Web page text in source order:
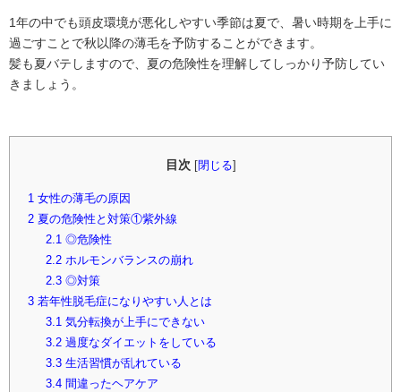
1年の中でも頭皮環境が悪化しやすい季節は夏で、暑い時期を上手に
過ごすことで秋以降の薄毛を予防することができます。
髪も夏バテしますので、夏の危険性を理解してしっかり予防してい
きましょう。
目次 閉じる
1 女性の薄毛の原因
2 夏の危険性と対策①紫外線
2.1◎危険性
2.2ホルモンバランスの崩れ
2.3◎対策
3 若年性脱毛症になりやすい人とは
3.1気分転換が上手にできない
3.2過度なダイエットをしている
3.3生活習慣が乱れている
3.4間違ったヘアケア